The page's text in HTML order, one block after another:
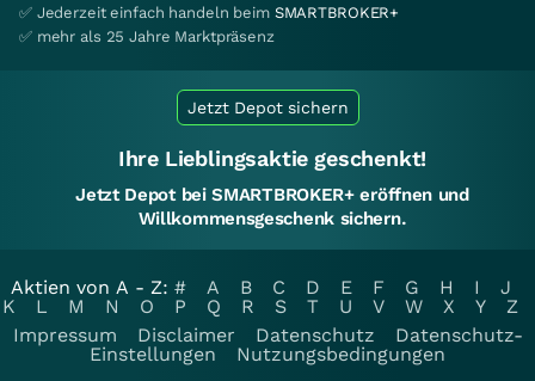
✅ Jederzeit einfach handeln beim SMARTBROKER+
✅ mehr als 25 Jahre Marktpräsenz
Jetzt Depot sichern
Ihre Lieblingsaktie geschenkt!
Jetzt Depot bei SMARTBROKER+ eröffnen und
Willkommensgeschenk sichern.
Aktien von A - Z: # A B C D E F G H I
J
K
L M N O P Q R S T U V W X Y
Z
Impressum
Disclaimer Datenschutz
Datenschutz-
Einstellungen
Nutzungsbedingungen